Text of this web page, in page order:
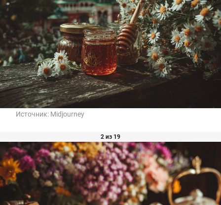
Источник: Midjourney
2 из 19